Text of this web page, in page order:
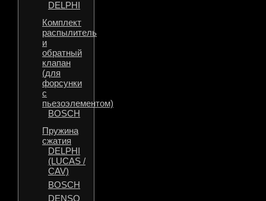
DELPHI
Комплект
распылитель
и
обратный
клапан
(для
форсунки
с
пьезоэлементом)
BOSCH
Пружина
сжатия
DELPHI
(LUCAS /
CAV)
BOSCH
DENSO